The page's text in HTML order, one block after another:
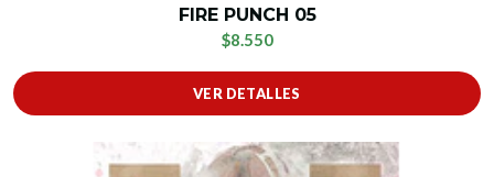
FIRE PUNCH 05
$8.550
VER DETALLES